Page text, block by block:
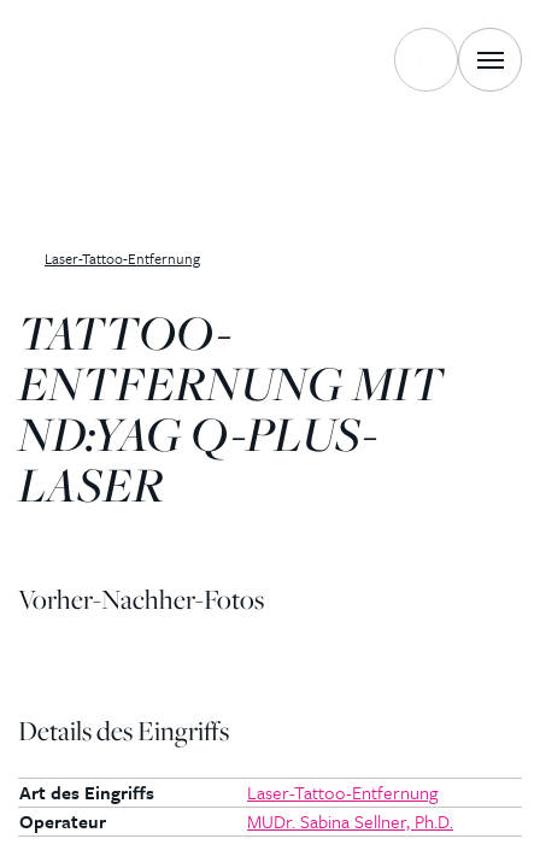
Laser-Tattoo-Entfernung
TATTOO-
ENTFERNUNG MIT
ND:YAG Q-PLUS-
LASER
Vorher-Nachher-Fotos
Details des Eingriffs
Art des Eingriffs
Laser-Tattoo-Entfernung
Operateur
MUDr. Sabina Sellner, Ph.D.